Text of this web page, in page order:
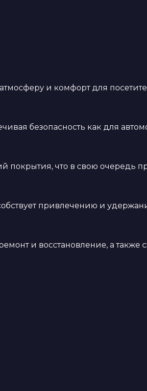
и комфорт для
безопасность как для
покрытия, что в свою очередь
привлечению и
и восстановление, а также